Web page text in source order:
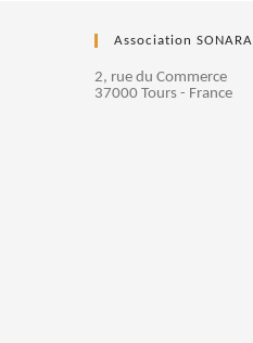
Association SONARA
2, rue du Commerce
37000 Tours - France